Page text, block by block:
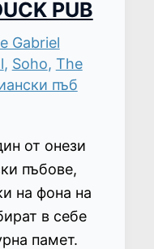
PUB
Gabriel
, Soho, The
пъб
от онези
пъбове,
на фона на
в себе
памет.